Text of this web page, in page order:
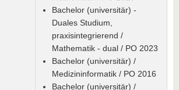
Bachelor (universitär) -
Duales Studium,
praxisintegrierend /
Mathematik - dual / PO 2023
Bachelor (universitär) /
Medizininformatik / PO 2016
Bachelor (universitär) /